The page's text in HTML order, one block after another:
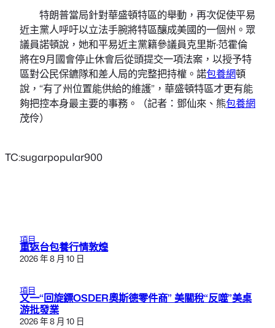
特朗普當局針對華盛頓特區的舉動，再次促使平易
近主黨人呼吁以立法手腕將特區釀成美國的一個州。眾
議員諾頓說，她和平易近主黨籍參議員克里斯·范霍倫
將在9月國會停止休會后從頭提交一項法案，以授予特
區對公民保鑣隊和差人局的完整把持權。諾包養網頓
說，“有了州位置能供給的維護”，華盛頓特區才更有能
夠把控本身最主要的事務。（記者：鄧仙來、熊包養網
茂伶）
TC:sugarpopular900
項目
重返台包養行情敦煌
2026 年 8 月 10 日
項目
又一“回旋鏢OSDER奧斯德零件商” 美關稅“反噬”美桌
游批發業
2026 年 8 月 10 日